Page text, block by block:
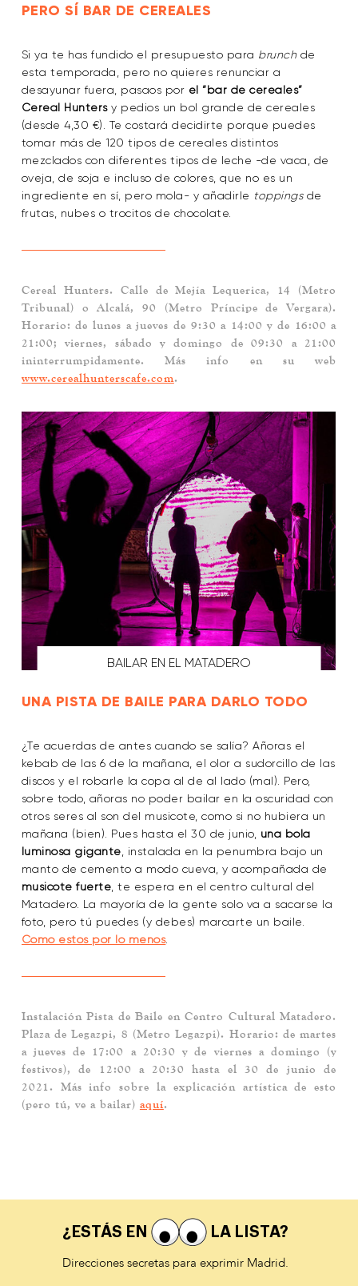
PERO SÍ BAR DE CEREALES
Si ya te has fundido el presupuesto para brunch de
esta temporada, pero no quieres renunciar a
desayunar fuera, pasaos por el “bar de cereales”
Cereal Huntersy pedios un bol grande de cereales
(desde 4,30 €). Te costará decidirte porque puedes
tomar más de 120 tipos de cereales distintos
mezclados con diferentes tipos de leche -de vaca, de
oveja, de soja e incluso de colores, que no es un
ingrediente en sí, pero mola- y añadirle toppingsde
frutas, nubes o trocitos de chocolate.
Cereal Hunters. Calle de Mejía Lequerica, 14 (Metro
Tribunal) o Alcalá, 90 (Metro Príncipe de Vergara).
Horario: de lunes a jueves de 9:30 a 14:00 y de 16:00 a
21:00; viernes, sábado y domingo de 09:30 a 21:00
ininterrumpidamente. Más info en su web
www.cerealhunterscafe.com.
BAILAR EN EL MATADERO
UNA PISTA DE BAILE PARA DARLO TODO
¿Te acuerdas de antes cuando se salía? Añoras el
kebab de las 6 de la mañana, el olor a sudorcillo de las
discos y el robarle la copa al de al lado (mal). Pero,
sobre todo, añoras no poder bailar en la oscuridad con
otros seres al son del musicote, como si no hubiera un
mañana (bien). Pues hasta el 30 de junio, una bola
luminosa gigante , instalada en la penumbra bajo un
manto de cemento a modo cueva, y acompañada de
musicote fuerte , te espera en el centro cultural del
Matadero. La mayoría de la gente solo va a sacarse la
foto, pero tú puedes (y debes) marcarte un baile.
Como estos por lo menos.
Instalación Pista de Baile en Centro Cultural Matadero.
Plaza de Legazpi, 8 (Metro Legazpi). Horario: de martes
a jueves de 17:00 a 20:30 y de viernes a domingo (y
festivos), de 12:00 a 20:30 hasta el 30 de junio de
2021. Más info sobre la explicación artística de esto
(pero tú, ve a bailar) aquí.
¿ESTÁS EN
LA LISTA?
Direcciones secretas para exprimir Madrid.